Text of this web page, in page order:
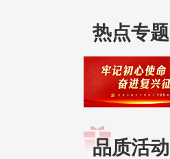
热点专题
品质活动